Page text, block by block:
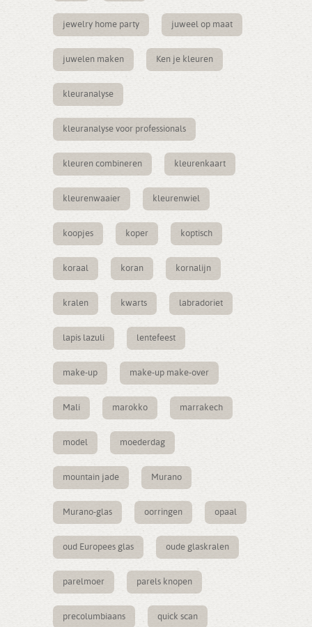
jewelry home party juweel op maat
juwelen maken Ken je kleuren
kleuranalyse
kleuranalyse voor professionals
kleuren combineren kleurenkaart
kleurenwaaier kleurenwiel
koopjes koper koptisch
koraal koran kornalijn
kralen kwarts labradoriet
lapis lazuli lentefeest
make-up make-up make-over
Mali marokko marrakech
model moederdag
mountain jade Murano
Murano-glas oorringen opaal
oud Europees glas oude glaskralen
parelmoer parels knopen
precolumbiaans quick scan